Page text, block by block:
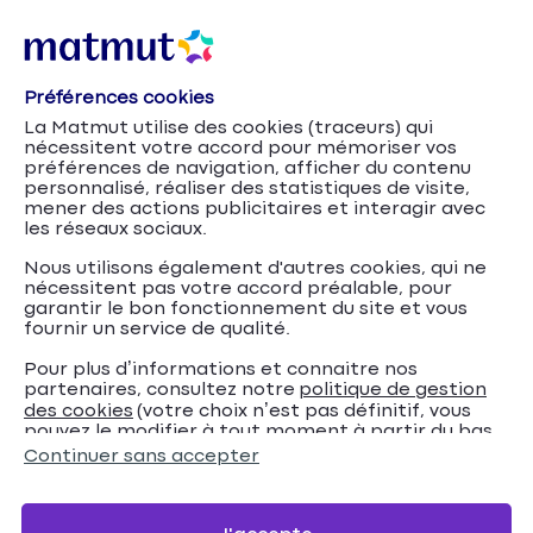
Accueil Agents publics Conseils
Tous nos conseils
agents publics
Préférences cookies
La Matmut utilise des cookies (traceurs) qui
nécessitent votre accord pour mémoriser vos
préférences de navigation, afficher du contenu
personnalisé, réaliser des statistiques de visite,
mener des actions publicitaires et interagir avec
les réseaux sociaux.
Nous utilisons également d'autres cookies, qui ne
nécessitent pas votre accord préalable, pour
garantir le bon fonctionnement du site et vous
fournir un service de qualité.
Pour plus d’informations et connaitre nos
partenaires, consultez notre politique de gestion
des cookies (votre choix n’est pas définitif, vous
pouvez le modifier à tout moment à partir du bas
de page de notre site).
Continuer sans accepter